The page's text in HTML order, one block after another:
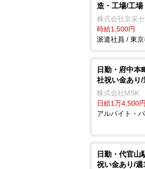
造・工場/工場
株式会社京栄
時給1,500円
派遣社員 / 東
日勤・府中本
社祝い金あり
株式会社MSK
日給1万4,500
アルバイト・
日勤・代官山
祝い金あり/週